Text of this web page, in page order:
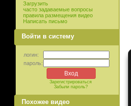
Загрузить
часто задаваемые вопросы
правила размещения видео
Написать письмо
Войти в систему
логин:
пароль:
Зарегистрироваться
Забыли пароль?
Похожее видео